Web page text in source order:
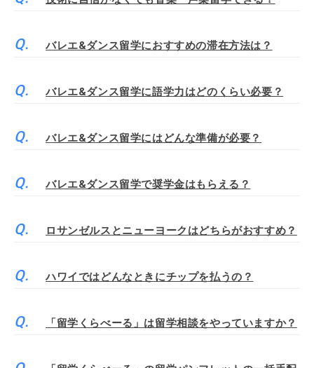
バレエ&ダンス留学におすすめの滞在方法は？
バレエ&ダンス留学に語学力はどのくらい必要？
バレエ&ダンス留学にはどんな準備が必要？
バレエ&ダンス留学で奨学金はもらえる？
ロサンゼルスとニューヨークはどちらがおすすめ？
ハワイではどんなときにチップを払うの？
「留学くらべーる」は留学相談をやっていますか？